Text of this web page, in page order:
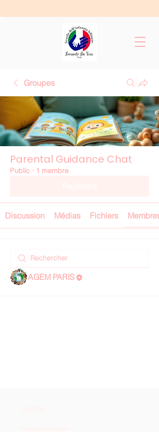
Groupes
Parental Guidance Chat
Public · 1 membre
Discussion Médias Fichiers Membres
AGEM PARIS